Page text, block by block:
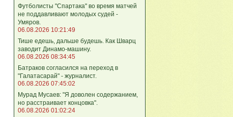
Футболисты "Спартака" во время матчей
не поддавливают молодых судей -
Умяров.
06.08.2026 10:21:49
Тише едешь, дальше будешь. Как Шварц
заводит Динамо-машину.
06.08.2026 08:34:45
Батраков согласился на переход в
"Галатасарай" - журналист.
06.08.2026 07:45:02
Мурад Мусаев: "Я доволен содержанием,
но расстраивает концовка".
06.08.2026 01:02:24